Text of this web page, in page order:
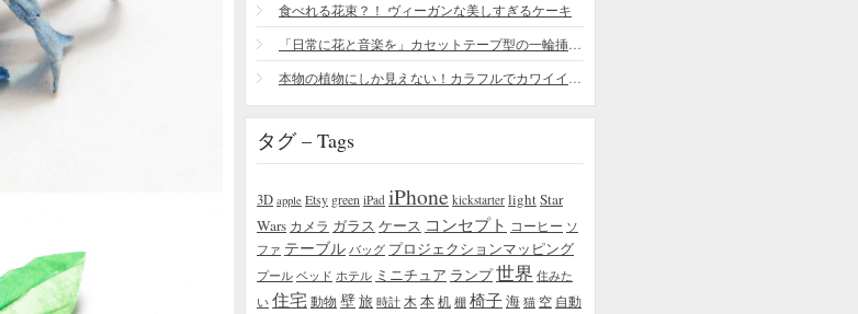
食べれる花束？！ ヴィーガンな美しすぎるケーキ
タグ – Tags
3D apple Etsy green iPad iPhone kickstarter lightStar
Wars カメラ ガラス ケース コンセプト コーヒー ソ
ファ テーブル バッグ プロジェクションマッピング
プール ベッド ホテル ミニチュア ランプ世界 住みた
い 住宅 動物 壁旅 時計 木 本机 棚 椅子海 猫 空 自動